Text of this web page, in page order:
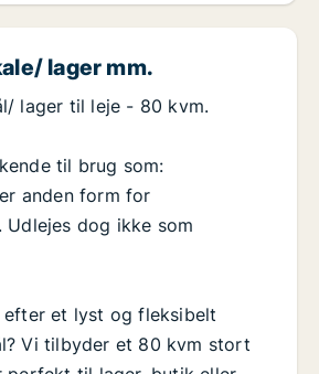
lager mm.
lager til leje - 80 kvm.
til brug som:
anden form for
Udlejes dog ikke som
efter et lyst og fleksibelt
Vi tilbyder et 80 kvm stort